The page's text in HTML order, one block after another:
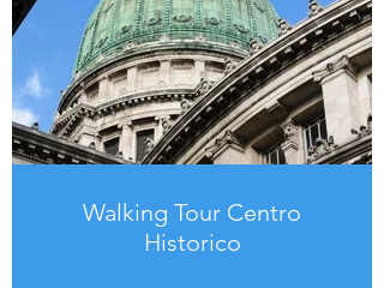
Walking Tour Centro
Historico